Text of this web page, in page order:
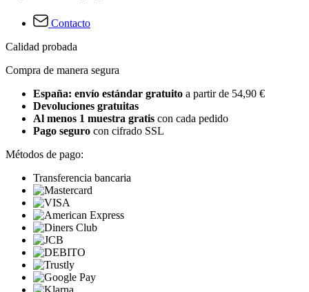
Contacto
Calidad probada
Compra de manera segura
España: envío estándar gratuito a partir de 54,90 €
Devoluciones gratuitas
Al menos 1 muestra gratis con cada pedido
Pago seguro con cifrado SSL
Métodos de pago:
Transferencia bancaria